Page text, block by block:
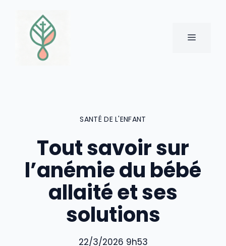
contenu
MENU
SANTÉ DE L'ENFANT
Tout savoir sur
l’anémie du bébé
allaité et ses
solutions
22/3/2026 9h53